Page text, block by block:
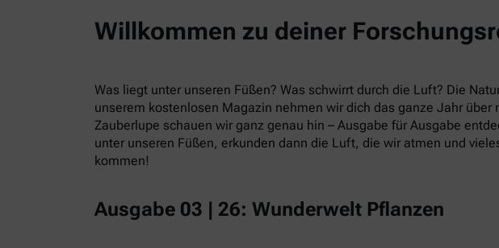
Willkommen zu deiner
Was liegt unter unseren Füßen? Was schwirrt durch die Luft? Die
unserem kostenlosen Magazin nehmen wir dich das ganze Jahr
Zauberlupe schauen wir ganz genau hin – Ausgabe für Ausgabe
unter unseren Füßen, erkunden dann die Luft, die wir atmen und
kommen!
Ausgabe 03 | 26: Wunderwelt Pflanzen